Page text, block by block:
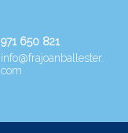
971 650 821
info@frajoanballester.
com